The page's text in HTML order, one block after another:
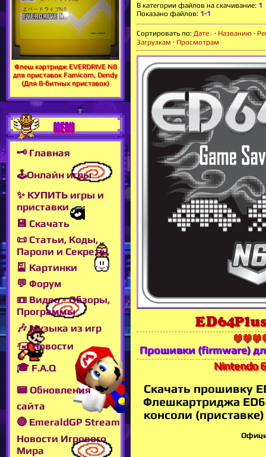
Флеш картридж EVERDRIVE N8
для приставок Famicom, Dendy
(Для 8-битных приставок)
MENU
🗝 Главная
🕹Онлайн игры
✨ КУПИТЬ игры и
приставки
💾 Скачать
📜 Статьи, Коды,
Пароли и Секреты
🎴 Картинки
💬 Форум
📼 Видео - Обзоры,
Программы
🎶 Музыка из игр
🖅 Новости
🎓 F.A.Q
📟 Обновления
сайта
🔴 EmeraldGP Stream
Новости Игрового
Мира
В категории файлов на скачивание: 1
Показано файлов: 1-1
Сортировать по: Дате · Названию ·
Загрузкам · Просмотрам
Прошивки (firmware)
Nintendo
Скачать прошивку
Флешкартриджа
консоли